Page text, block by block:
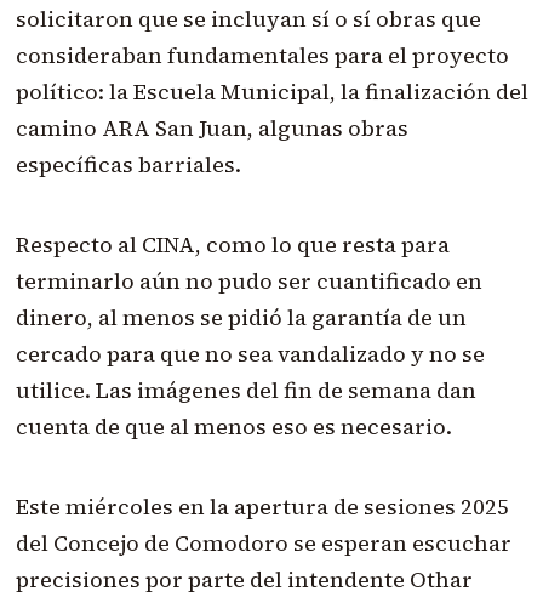
solicitaron que se incluyan sí o sí obras que
consideraban fundamentales para el proyecto
político: la Escuela Municipal, la finalización del
camino ARA San Juan, algunas obras
específicas barriales.
Respecto al CINA, como lo que resta para
terminarlo aún no pudo ser cuantificado en
dinero, al menos se pidió la garantía de un
cercado para que no sea vandalizado y no se
utilice. Las imágenes del fin de semana dan
cuenta de que al menos eso es necesario.
Este miércoles en la apertura de sesiones 2025
del Concejo de Comodoro se esperan escuchar
precisiones por parte del intendente Othar